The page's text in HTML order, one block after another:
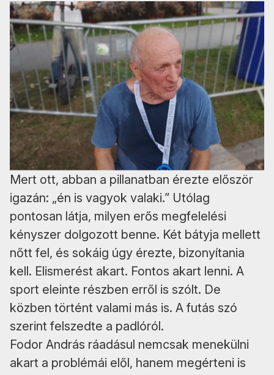
Mert ott, abban a pillanatban érezte először
igazán: „én is vagyok valaki.” Utólag
pontosan látja, milyen erős megfelelési
kényszer dolgozott benne. Két bátyja mellett
nőtt fel, és sokáig úgy érezte, bizonyítania
kell. Elismerést akart. Fontos akart lenni. A
sport eleinte részben erről is szólt. De
közben történt valami más is. A futás szó
szerint felszedte a padlóról.
Fodor András ráadásul nemcsak menekülni
akart a problémái elől, hanem megérteni is